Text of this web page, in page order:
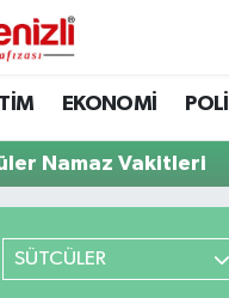
EKONOMİ
Namaz Vakitleri
SÜTCÜLER
Eczaneler
Durumu
Yoğunluk Haritası